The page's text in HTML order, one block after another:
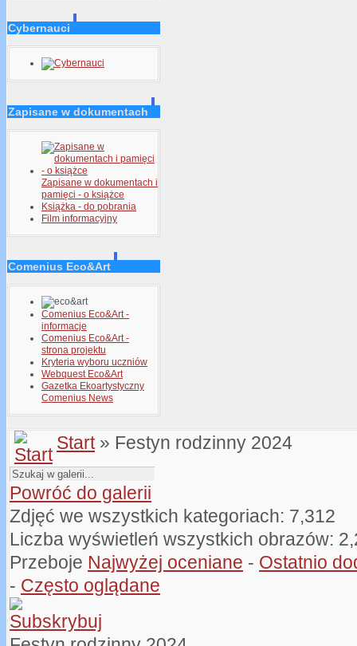
Cybernauci
Zapisane w dokumentach
Zapisane w dokumentach i
pamięci - o książce
Książka - do pobrania
Film informacyjny
Comenius Eco&Art
Comenius Eco&Art -
informacje
Comenius Eco&Art -
strona projektu
Kryteria wyboru uczniów
Webquest Eco&Art
Gazetka Ekoartystyczny
Comenius News
Start» Festyn rodzinny 2024
Powróć do galerii
Zdjęć we wszystkich kategoriach: 7,312
Liczba wyświetleń wszystkich obrazów:
Przeboje Najwyżej oceniane - Ostatnio
- Często oglądane